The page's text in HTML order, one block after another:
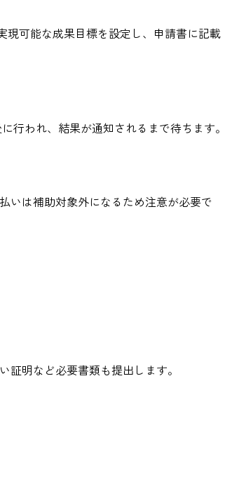
現可能な成果目標を設定し、申請書に記載
われ、結果が通知されるまで待ちます。
いは補助対象外になるため注意が必要で
明など必要書類も提出します。